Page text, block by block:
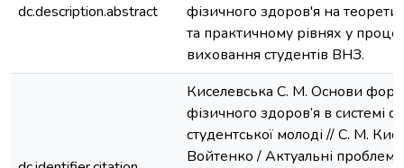
dc.description.abstract
фізичного здоров'я на
та практичному рівнях у
виховання студентів ВНЗ.
Киселевська С. М. Основи
фізичного здоров’я в системі
студентської молоді // С. М.
Войтенко / Актуальні